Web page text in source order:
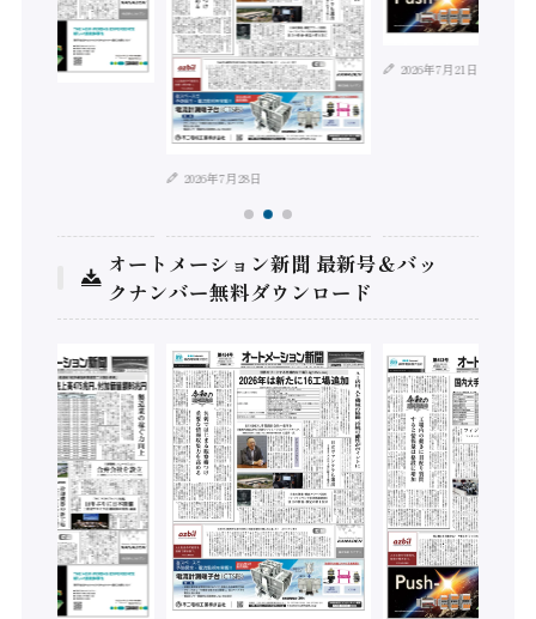
2026年7月28日
2026年7月21日
オートメーション新聞 最新号＆バッ
クナンバー無料ダウンロード